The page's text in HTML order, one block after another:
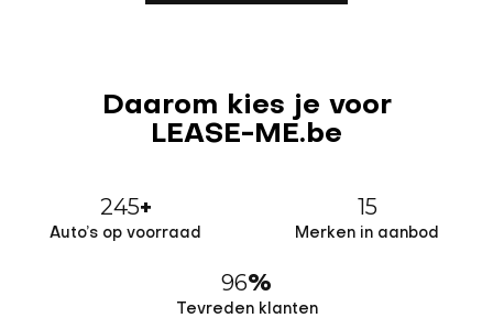
Daarom kies je voor
LEASE-ME.be
245+
Auto’s op voorraad
15
Merken in aanbod
96%
Tevreden klanten